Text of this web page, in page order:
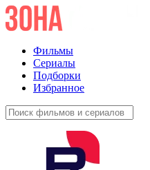
Фильмы
Сериалы
Подборки
Избранное